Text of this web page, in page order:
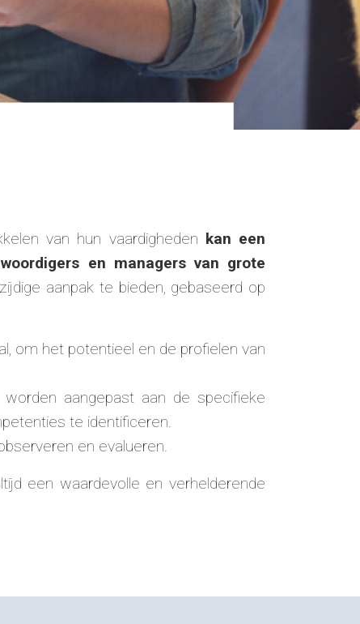
van hun vaardigheden kan een
en managers van grote
aanpak te bieden, gebaseerd op
om het potentieel en de profielen van
aangepast aan de specifieke
te identificeren.
en evalueren.
een waardevolle en verhelderende